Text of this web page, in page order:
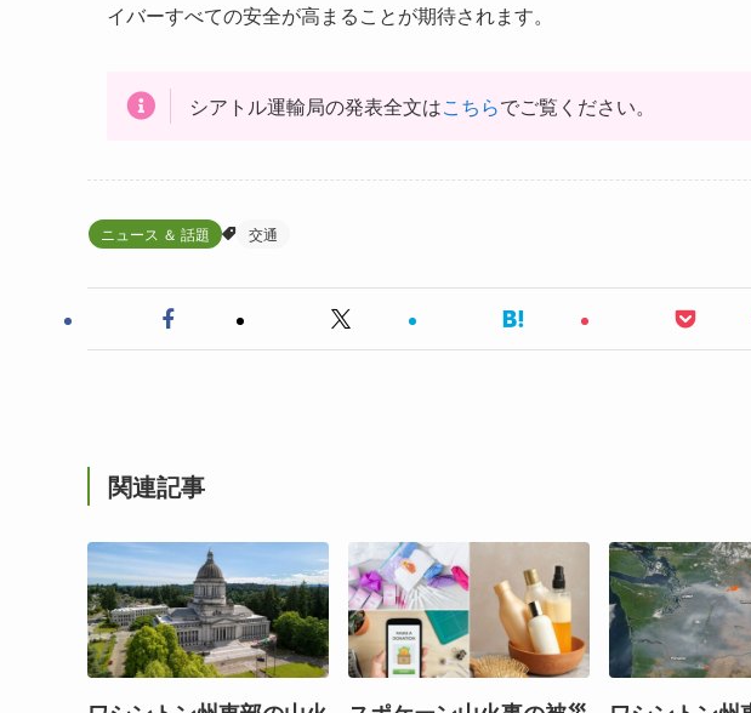
イバーすべての安全が高まることが期待されます。
シアトル運輸局の発表全文はこちらでご覧ください。
ニュース ＆ 話題 交通
関連記事